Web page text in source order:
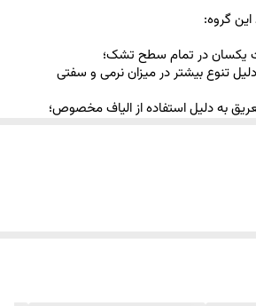
گروه:
یکسان در تمام سطح تشک؛
تنوع بیشتر در میزان نرمی و سفتی
به دلیل استفاده از الیاف مخصوص؛
ارائه محصولات متنوع ؛ مشخصات فنی این
به همراه فریم فلزی و فنرهای تخت تقویتی